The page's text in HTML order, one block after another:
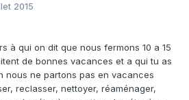
2015
à qui on dit que nous fermons 10 a 15
de bonnes vacances et a qui tu as
nous ne partons pas en vacances
reclasser, nettoyer, réaménager,